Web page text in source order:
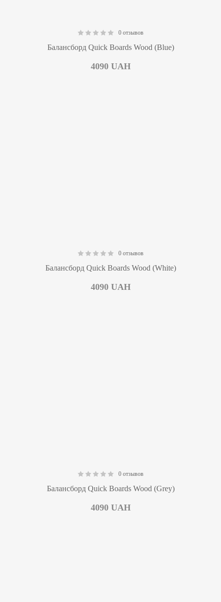
0 отзывов
Балансборд Quick Boards Wood (Blue)
4090 UAH
0 отзывов
Балансборд Quick Boards Wood (White)
4090 UAH
0 отзывов
Балансборд Quick Boards Wood (Grey)
4090 UAH